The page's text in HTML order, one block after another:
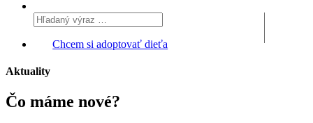
Chcem si adoptovať dieťa
Aktuality
Čo máme nové?